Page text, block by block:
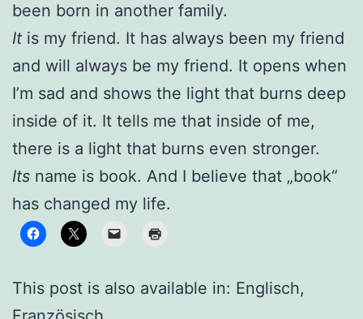
been born in another family.
It is my friend. It has always been my friend
and will always be my friend. It opens when
I’m sad and shows the light that burns deep
inside of it. It tells me that inside of me,
there is a light that burns even stronger.
Its name is book. And I believe that „book“
has changed my life.
This post is also available in: Englisch